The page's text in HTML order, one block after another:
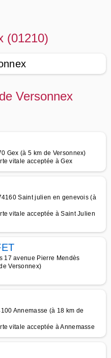
(01210)
Versonnex
Gex (à 5 km de Versonnex)
vitale acceptée à Gex
Saint julien en genevois (à
vitale acceptée à Saint Julien
17 avenue Pierre Mendès
Versonnex)
Annemasse (à 18 km de
vitale acceptée à Annemasse